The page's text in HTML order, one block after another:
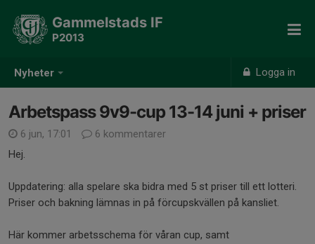
Nyheter Logga in
Gammelstads IF
P2013
Arbetspass 9v9-cup 13-14 juni + priser
6 jun, 17:01
6 kommentarer
Hej.
Uppdatering: alla spelare ska bidra med 5 st priser till ett lotteri.
Priser och bakning lämnas in på förcupskvällen på kansliet.
Här kommer arbetsschema för våran cup, samt